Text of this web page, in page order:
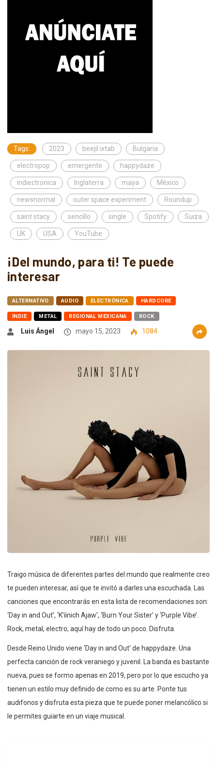
Tags: 2023 beejil ixtab Bulgaria
electropop emergente happydaze
indiectronica Inglaterra maya México
newsnormal outer space experiment Roundup
saint stacy sencillo single Spotify Suiza
UK USA YouTube
¡Del mundo, para ti! Te puede
interesar
ALTERNATIVO AUDIO ELECTRÓNICA HARDCORE
INDIE METAL REGIONAL MEXICANA ROCK
Luis Ángel mayo 15, 2023 1084
Traigo música de diferentes partes del mundo que realmente creo
te pueden interesar, así que te invitó a darles una escuchada. Las
canciones que encontrarás en esta lista de recomendaciones son:
‘Day in and Out’, ‘K’íinich Ajaw’, ‘Burn Your Sister’ y ‘Purple Vibe’.
Rock, metal, electro; aquí hay de todo un poco. Disfruta.
Desde Reino Unido viene ‘Day in and Out’ de happydaze. Una
perfecta canción de rock veraniego y juvenil. La banda es bastante
nueva, pues se formo apenas en 2019, pero por lo que escucho ya
tienen un estilo muy definido de como es su arte. Ponte tus
audifonos y disfruta esta pieza que te puede poner melancólico si
le permites guiarte en un viaje musical.